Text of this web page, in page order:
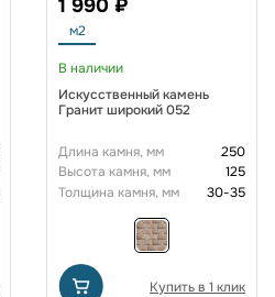
1 990 ₽
м2
В наличии
Искусственный камень
Гранит широкий 052
Длина камня, мм
250
Высота камня, мм
125
Толщина камня, мм
30-35
Купить в 1 клик